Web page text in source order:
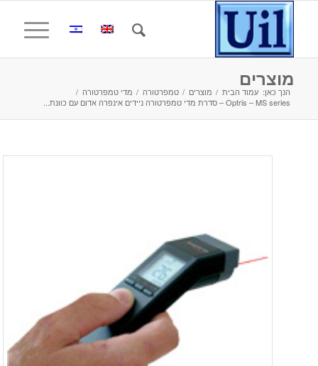
מוצרים
הנך כאן: עמוד הבית / מוצרים / טמפרטורה / מדי טמפרטורה /
Optris – MS series – סדרת מדי טמפרטורה ניידים אינפרה אדום עם כוונת...